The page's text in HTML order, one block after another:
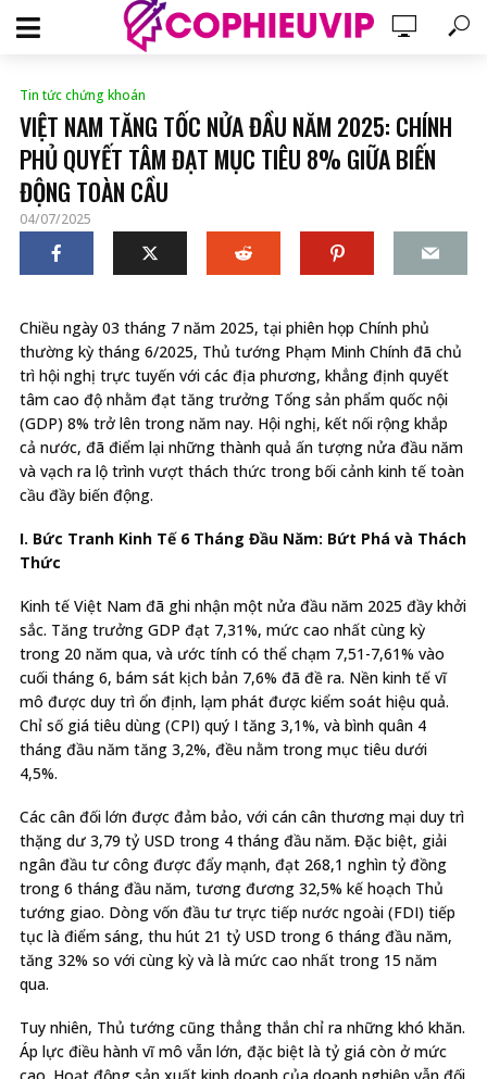
Tin tức chứng khoán
VIỆT NAM TĂNG TỐC NỬA ĐẦU NĂM 2025: CHÍNH
PHỦ QUYẾT TÂM ĐẠT MỤC TIÊU 8% GIỮA BIẾN
ĐỘNG TOÀN CẦU
04/07/2025
Chiều ngày 03 tháng 7 năm 2025, tại phiên họp Chính phủ
thường kỳ tháng 6/2025, Thủ tướng Phạm Minh Chính đã chủ
trì hội nghị trực tuyến với các địa phương, khẳng định quyết
tâm cao độ nhằm đạt tăng trưởng Tổng sản phẩm quốc nội
(GDP) 8% trở lên trong năm nay. Hội nghị, kết nối rộng khắp
cả nước, đã điểm lại những thành quả ấn tượng nửa đầu năm
và vạch ra lộ trình vượt thách thức trong bối cảnh kinh tế toàn
cầu đầy biến động.
I. Bức Tranh Kinh Tế 6 Tháng Đầu Năm: Bứt Phá và Thách
Thức
Kinh tế Việt Nam đã ghi nhận một nửa đầu năm 2025 đầy khởi
sắc. Tăng trưởng GDP đạt 7,31%, mức cao nhất cùng kỳ
trong 20 năm qua, và ước tính có thể chạm 7,51-7,61% vào
cuối tháng 6, bám sát kịch bản 7,6% đã đề ra. Nền kinh tế vĩ
mô được duy trì ổn định, lạm phát được kiểm soát hiệu quả.
Chỉ số giá tiêu dùng (CPI) quý I tăng 3,1%, và bình quân 4
tháng đầu năm tăng 3,2%, đều nằm trong mục tiêu dưới
4,5%.
Các cân đối lớn được đảm bảo, với cán cân thương mại duy trì
thặng dư 3,79 tỷ USD trong 4 tháng đầu năm. Đặc biệt, giải
ngân đầu tư công được đẩy mạnh, đạt 268,1 nghìn tỷ đồng
trong 6 tháng đầu năm, tương đương 32,5% kế hoạch Thủ
tướng giao. Dòng vốn đầu tư trực tiếp nước ngoài (FDI) tiếp
tục là điểm sáng, thu hút 21 tỷ USD trong 6 tháng đầu năm,
tăng 32% so với cùng kỳ và là mức cao nhất trong 15 năm
qua.
Tuy nhiên, Thủ tướng cũng thẳng thắn chỉ ra những khó khăn.
Áp lực điều hành vĩ mô vẫn lớn, đặc biệt là tỷ giá còn ở mức